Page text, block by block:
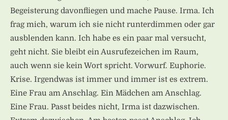
Begeisterung davonfliegen und mache Pause. Irma. Ich
frag mich, warum ich sie nicht runterdimmen oder gar
ausblenden kann. Ich habe es ein paar mal versucht,
geht nicht. Sie bleibt ein Ausrufezeichen im Raum,
auch wenn sie kein Wort spricht. Vorwurf. Euphorie.
Krise. Irgendwas ist immer und immer ist es extrem.
Eine Frau am Anschlag. Ein Mädchen am Anschlag.
Eine Frau. Passt beides nicht, Irma ist dazwischen.